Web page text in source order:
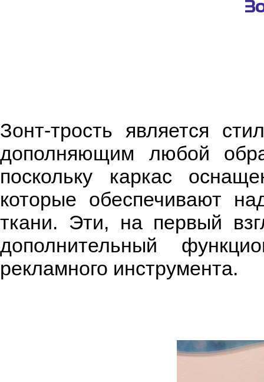
Зонт-трость является
дополняющим любой
поскольку каркас
которые обеспечивают
ткани. Эти, на первый
дополнительный
рекламного инструмента.